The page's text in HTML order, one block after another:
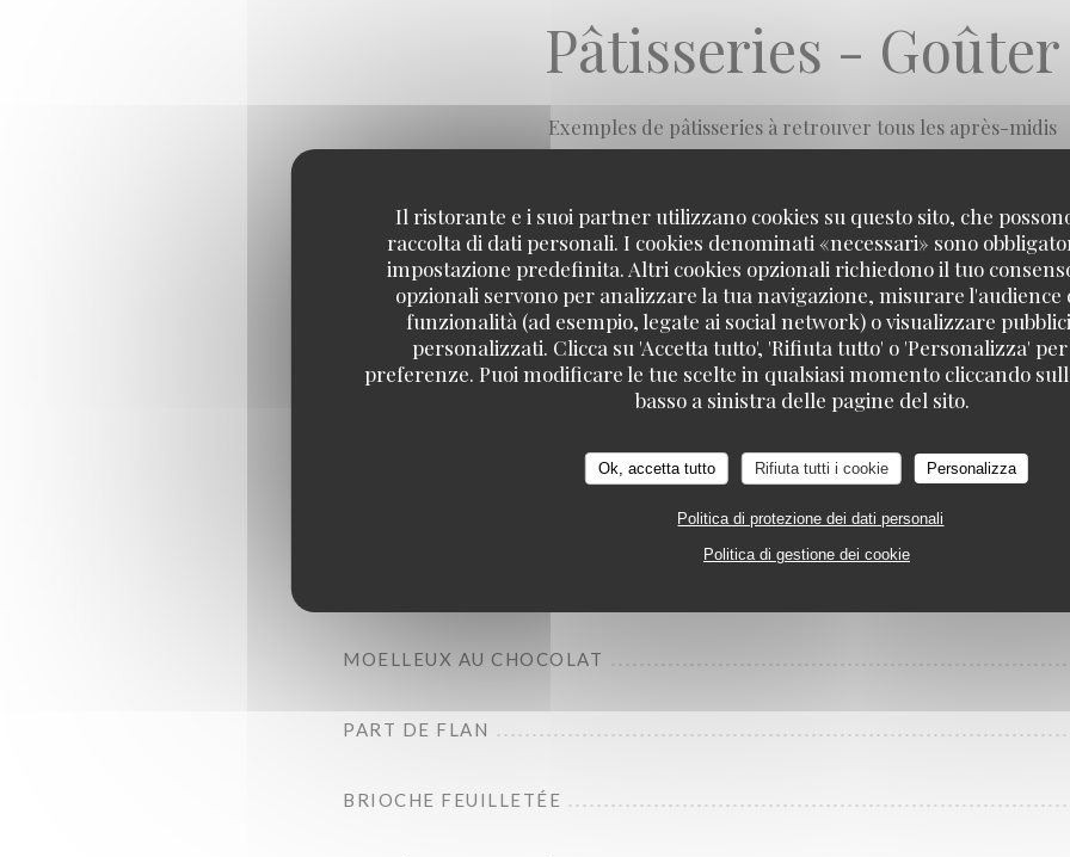
Il ristorante e i suoi partner utilizzano cookies su questo sito, che
raccolta di dati personali. I cookies denominati «necessari» sono
impostazione predefinita. Altri cookies opzionali richiedono il tuo
opzionali servono per analizzare la tua navigazione, misurare
funzionalità (ad esempio, legate ai social network) o visualizzare
personalizzati. Clicca su 'Accetta tutto', 'Rifiuta tutto' o 'Personalizza'
preferenze. Puoi modificare le tue scelte in qualsiasi momento cliccando
basso a sinistra delle pagine del sito.
Ok, accetta tutto Rifiuta tutti i cookie Personalizza
Politica di protezione dei dati personali
Politica di gestione dei cookie
Pâtisseries - Goûter
Exemples de pâtisseries à retrouver tous les après-midis
PART DE CAKE
TARTELETTE
COOKIE
SCONE (CRÈME ET CONFITURE)
MOELLEUX AU CHOCOLAT
PART DE FLAN
BRIOCHE FEUILLETÉE